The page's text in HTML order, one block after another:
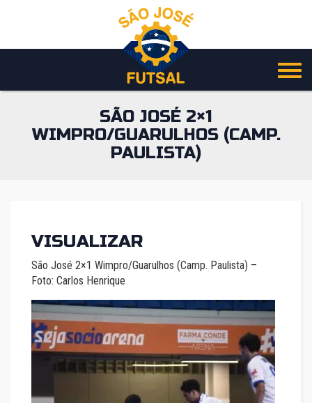
o
SÃO JOSÉ 2×1
WIMPRO/GUARULHOS (CAMP.
PAULISTA)
VISUALIZAR
São José 2×1 Wimpro/Guarulhos (Camp. Paulista) –
Foto: Carlos Henrique